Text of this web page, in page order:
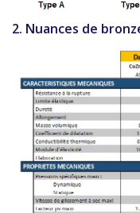
2. Nuances de